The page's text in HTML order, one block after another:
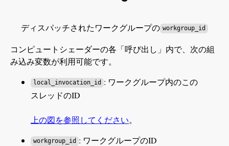
ディスパッチされたワークグループの workgroup_id
コンピュートシェーダーの各「呼び出し」内で、次の組
み込み変数が利用可能です。
local_invocation_id : ワークグループ内のこの
スレッドのID
上の図を参照してください。
workgroup_id : ワークグループのID